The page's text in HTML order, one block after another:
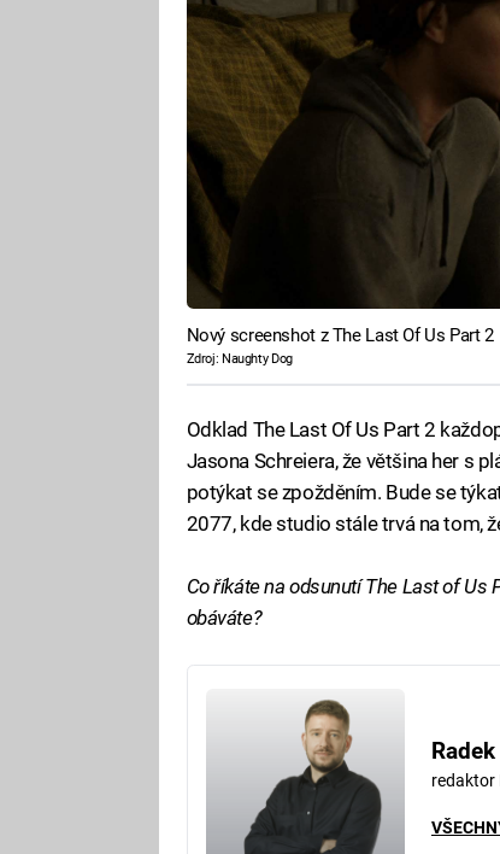
Nový screenshot z The Last Of Us Part 2
Zdroj: Naughty Dog
Odklad The Last Of Us Part 2
Jasona Schreiera, že většina her s
potýkat se zpožděním. Bude se
2077, kde studio stále trvá na tom,
Co říkáte na odsunutí The Last of Us
obáváte?
redaktor